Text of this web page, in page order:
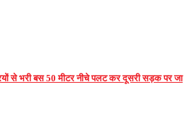
से भरी बस 50 मीटर नीचे पलट कर दूसरी सड़क पर जा